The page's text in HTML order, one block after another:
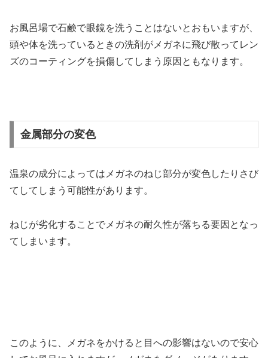
お風呂場で石鹸で眼鏡を洗うことはないとおもいますが、
頭や体を洗っているときの洗剤がメガネに飛び散ってレン
ズのコーティングを損傷してしまう原因ともなります。
金属部分の変色
温泉の成分によってはメガネのねじ部分が変色したりさび
てしてしまう可能性があります。
ねじが劣化することでメガネの耐久性が落ちる要因となっ
てしまいます。
このように、メガネをかけると目への影響はないので安心